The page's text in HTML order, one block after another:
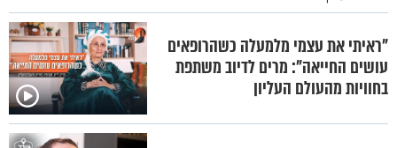
"ראיתי את עצמי מלמעלה כשהרופאים
עושים החייאה": מרים לדיוב משתפת
בחוויות מהעולם העליון